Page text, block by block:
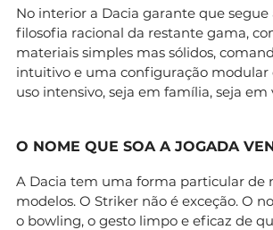
No interior a Dacia garante que segue
filosofia racional da restante gama,
materiais simples mas sólidos,
intuitivo e uma configuração modular
uso intensivo, seja em família, seja em
O NOME QUE SOA A JOGADA
A Dacia tem uma forma particular de
modelos. O Striker não é exceção. O
o bowling, o gesto limpo e eficaz de